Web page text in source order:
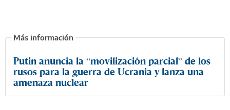
Putin anuncia la “movilización parcial” de los
rusos para la guerra de Ucrania y lanza una
amenaza nuclear